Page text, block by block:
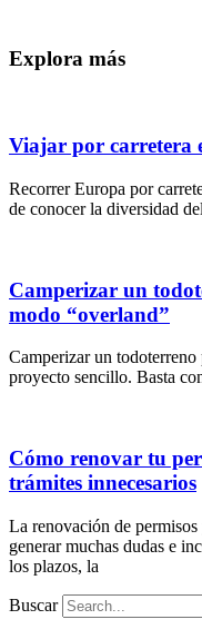
Explora más
Viajar por carretera
Recorrer Europa por
de conocer la diversidad
Camperizar un
modo “overland”
Camperizar un todoterreno
proyecto sencillo. Basta
Cómo renovar tu
trámites innecesarios
La renovación de
generar muchas dudas e
los plazos, la
Buscar